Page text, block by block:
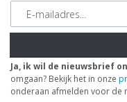
E-mailadres
Ja, ik wil de nieuwsbrief
omgaan? Bekijk het in onze
onderaan afmelden voor de